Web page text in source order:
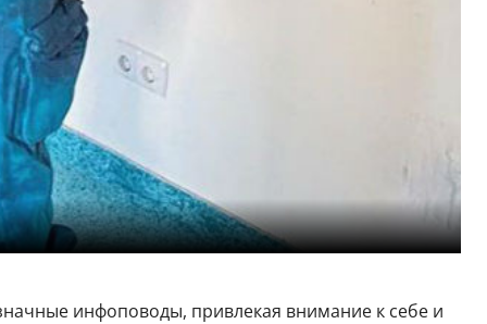
инфоповоды, привлекая внимание к себе и